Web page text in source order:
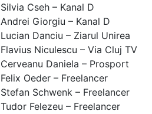
Silvia Cseh – Kanal D
Andrei Giorgiu – Kanal D
Lucian Danciu – Ziarul Unirea
Flavius Niculescu – Via Cluj TV
Cerveanu Daniela – Prosport
Felix Oeder – Freelancer
Stefan Schwenk – Freelancer
Tudor Felezeu – Freelancer